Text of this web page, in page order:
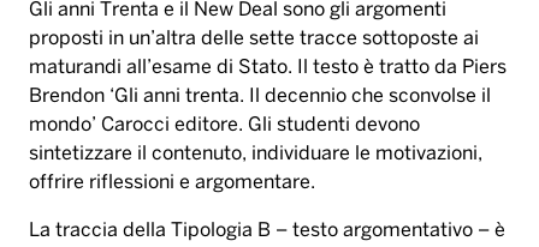
Gli anni Trenta e il New Deal sono gli argomenti
proposti in un’altra delle sette tracce sottoposte ai
maturandi all’esame di Stato. Il testo è tratto da Piers
Brendon ‘Gli anni trenta. Il decennio che sconvolse il
mondo’ Carocci editore. Gli studenti devono
sintetizzare il contenuto, individuare le motivazioni,
offrire riflessioni e argomentare.
La traccia della Tipologia B – testo argomentativo – è